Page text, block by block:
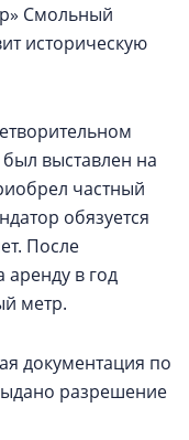
Смольный
историческую
выставлен на
частный
обязуется
После
аренду в год
метр.
документация по
разрешение